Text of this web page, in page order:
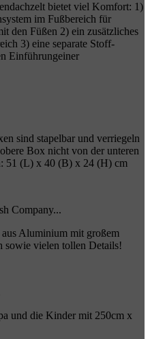
bietet viel Komfort: 1)
im Fußbereich für
den Füßen 2) ein zusätzliches
3) eine separate Stoff-
Einführungeiner
sind stapelbar und verriegeln
Box nicht von der unteren
51 (L) x 40 (B) x 24 (H) cm
Company...
Aluminium mit großem
sowie vielen tollen Details!
und die Kinder mit 250cm x